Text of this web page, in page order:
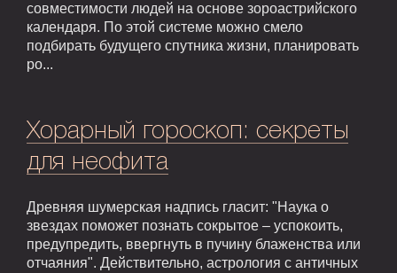
совместимости людей на основе зороастрийского
календаря. По этой системе можно смело
подбирать будущего спутника жизни, планировать
ро...
Хорарный гороскоп: секреты
для неофита
Древняя шумерская надпись гласит: "Наука о
звездах поможет познать сокрытое – успокоить,
предупредить, ввергнуть в пучину блаженства или
отчаяния". Действительно, астрология с античных